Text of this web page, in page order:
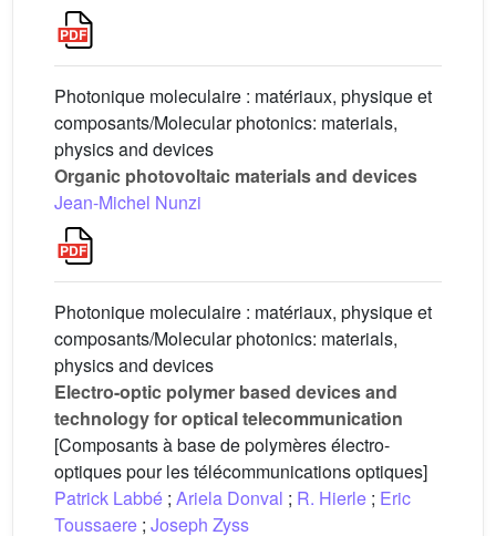
Photonique moleculaire : matériaux, physique et
composants/Molecular photonics: materials,
physics and devices
Organic photovoltaic materials and devices
Jean-Michel Nunzi
Photonique moleculaire : matériaux, physique et
composants/Molecular photonics: materials,
physics and devices
Electro-optic polymer based devices and
technology for optical telecommunication
[Composants à base de polymères électro-
optiques pour les télécommunications optiques]
Patrick Labbé ; Ariela Donval ; R. Hierle ; Eric
Toussaere ; Joseph Zyss